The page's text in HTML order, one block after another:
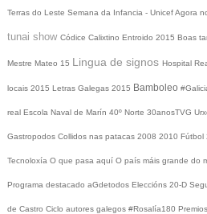
Terras do Leste Semana da Infancia - UnicefAgora
tunai show Códice Calixtino Entroido 2015 Boas
Mestre Mateo 15 Lingua de signos Hospital
locais 2015 Letras Galegas 2015 Bamboleo
real Escola Naval de Marín 40º Norte 30anosTVG
Gastropodos Collidos nas patacas 2008 2010 Fútbol
Tecnoloxía O que pasa aquí O país máis grande do
Programa destacado aGdetodos Eleccións 20-D
de Castro Ciclo autores galegos #Rosalía180